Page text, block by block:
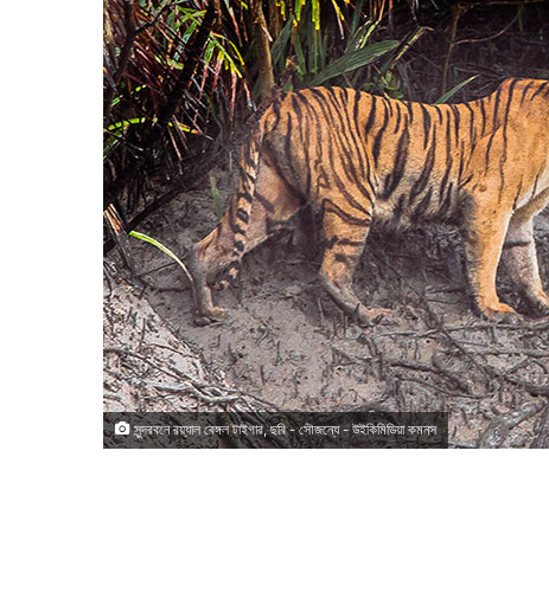
সুন্দরবনে রয়্যাল বেঙ্গল টাইগার, ছবি - সৌজন্যে - উইকিমিডিয়া কমনস